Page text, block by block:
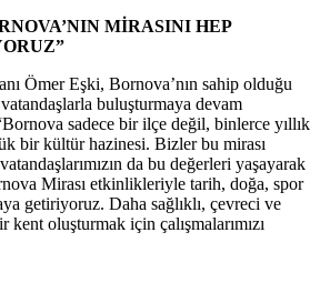
MİRASINI HEP
Ömer Eşki, Bornova’nın sahip olduğu
buluşturmaya devam
sadece bir ilçe değil, binlerce yıllık
bir kültür hazinesi. Bizler bu mirası
da bu değerleri yaşayarak
Mirası etkinlikleriyle tarih, doğa, spor
getiriyoruz. Daha sağlıklı, çevreci ve
oluşturmak için çalışmalarımızı